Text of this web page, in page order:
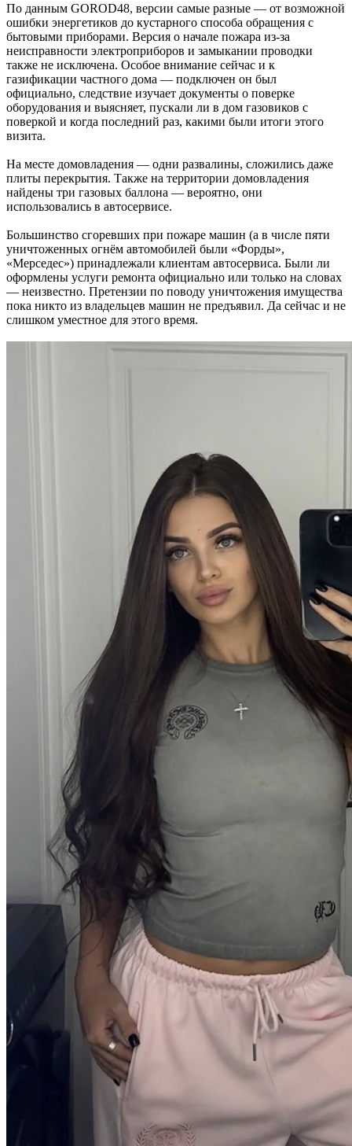
По данным GOROD48, версии самые разные — от возможной
ошибки энергетиков до кустарного способа обращения с
бытовыми приборами. Версия о начале пожара из-за
неисправности электроприборов и замыкании проводки
также не исключена. Особое внимание сейчас и к
газификации частного дома — подключен он был
официально, следствие изучает документы о поверке
оборудования и выясняет, пускали ли в дом газовиков с
поверкой и когда последний раз, какими были итоги этого
визита.
На месте домовладения — одни развалины, сложились даже
плиты перекрытия. Также на территории домовладения
найдены три газовых баллона — вероятно, они
использовались в автосервисе.
Большинство сгоревших при пожаре машин (а в числе пяти
уничтоженных огнём автомобилей были «Форды»,
«Мерседес») принадлежали клиентам автосервиса. Были ли
оформлены услуги ремонта официально или только на словах
— неизвестно. Претензии по поводу уничтожения имущества
пока никто из владельцев машин не предъявил. Да сейчас и не
слишком уместное для этого время.